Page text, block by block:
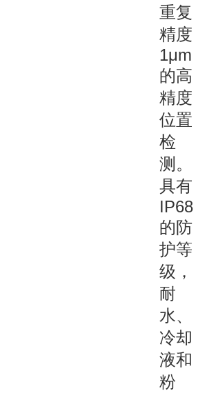
重复
精度
1μm
的高
精度
位置
检
测。
具有
IP68
的防
护等
级，
耐
水、
冷却
液和
粉